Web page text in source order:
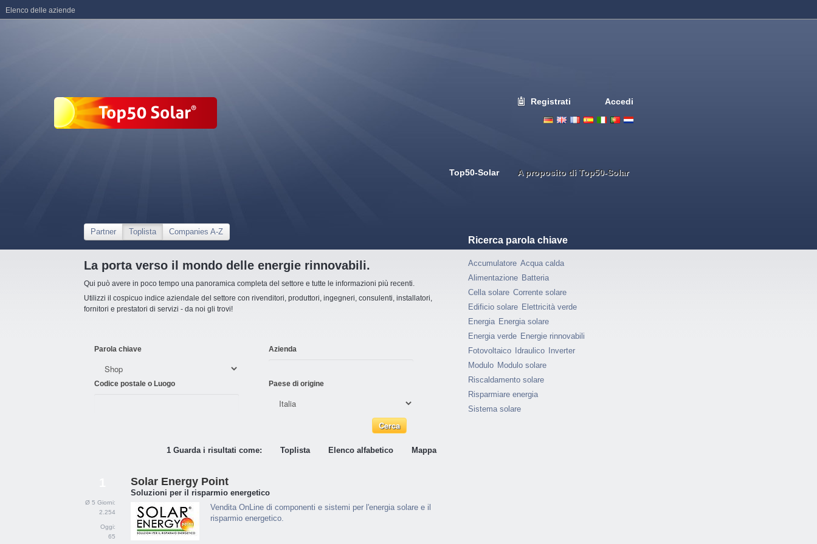
Registrati Accedi
Top50-Solar A proposito di Top50-Solar
Partner Toplista Companies A-Z
La porta verso il mondo delle energie rinnovabili.
Qui può avere in poco tempo una panoramica completa del settore e tutte le informazioni più recenti.
Utilizzi il cospicuo indice aziendale del settore con rivenditori, produttori, ingegneri, consulenti, installatori,
fornitori e prestatori di servizi - da noi gli trovi!
Parola chiave Azienda
Codice postale o Luogo Paese di origine
1 Guarda i risultati come: Toplista Elenco alfabetico Mappa
Ø 5 Giorni:
2.254
Oggi:
65
Solar Energy Point
Soluzioni per il risparmio energetico
Vendita OnLine di componenti e sistemi per l'energia solare e il
risparmio energetico.
Ricerca parola chiave
Accumulatore Acqua calda
Alimentazione Batteria
Cella solare Corrente solare
Edificio solare Elettricità verde
Energia Energia solare
Energia verde Energie rinnovabili
Fotovoltaico
Idraulico
Inverter
Modulo Modulo solare
Riscaldamento solare
Risparmiare energia
Sistema solare
Elenco delle aziende